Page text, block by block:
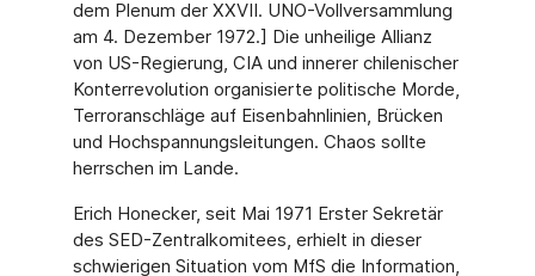
dem Plenum der XXVII. UNO-Vollversammlung
am 4. Dezember 1972.] Die unheilige Allianz
von US-Regierung, CIA und innerer chilenischer
Konterrevolution organisierte politische Morde,
Terroranschläge auf Eisenbahnlinien, Brücken
und Hochspannungsleitungen. Chaos sollte
herrschen im Lande.
Erich Honecker, seit Mai 1971 Erster Sekretär
des SED-Zentralkomitees, erhielt in dieser
schwierigen Situation vom MfS die Information,